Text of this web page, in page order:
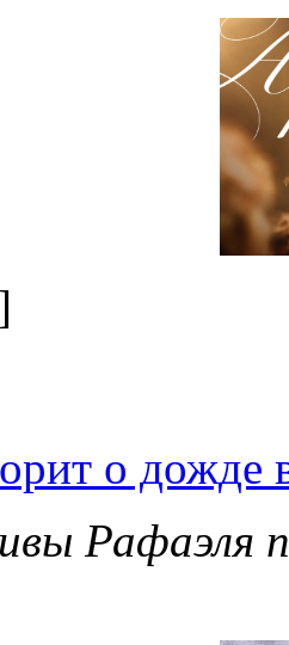
о дожде
Рафаэля